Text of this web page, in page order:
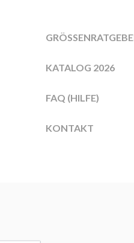
GRÖSSENRATGEBER
KATALOG 2026
FAQ (HILFE)
KONTAKT